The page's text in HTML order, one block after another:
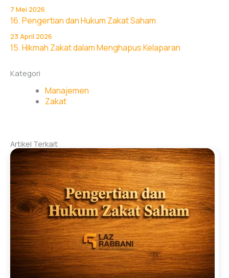
7 Mei 2026
16. Pengertian dan Hukum Zakat Saham
23 April 2026
15. Hikmah Zakat dalam Menghapus Kelaparan
Kategori
Manajemen
Zakat
Artikel Terkait